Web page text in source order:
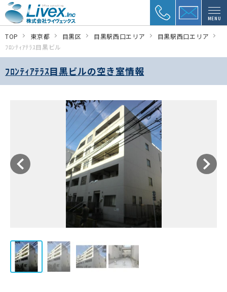
MENU
TOP 東京都 目黒区 目黒駅西口エリア
目黒駅西口エリア
ﾌﾛﾝﾃｨｱﾃﾗｽ目黒ビル
ﾌﾛﾝﾃｨｱﾃﾗｽ目黒ビルの空き室情報